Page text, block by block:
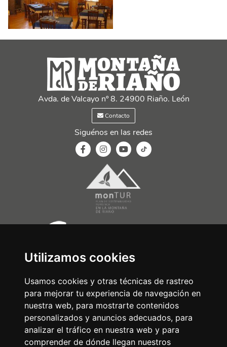
Utilizamos cookies
Usamos cookies y otras técnicas de rastreo
para mejorar tu experiencia de navegación en
nuestra web, para mostrarte contenidos
personalizados y anuncios adecuados, para
analizar el tráfico en nuestra web y para
comprender de dónde llegan nuestros
Avda. de Valcayo nº 8. 24900 Riaño. León
Contacto
Siguénos en las redes